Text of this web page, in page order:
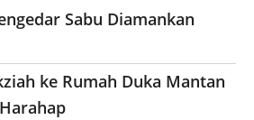
Sabu Diamankan
ke Rumah Duka Mantan